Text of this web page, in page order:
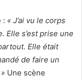
: « J’ai vu le corps
Elle s’est prise une
Elle était
de faire un
Une scène